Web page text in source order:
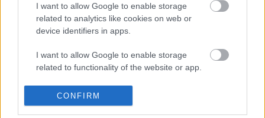
I want to allow Google to enable storage
related to analytics like cookies on web or
device identifiers in apps.
I want to allow Google to enable storage
related to functionality of the website or app.
I want to allow Google to enable storage
related to personalization.
CONFIRM
Mihályi Csaba
http://rallycafe.hu